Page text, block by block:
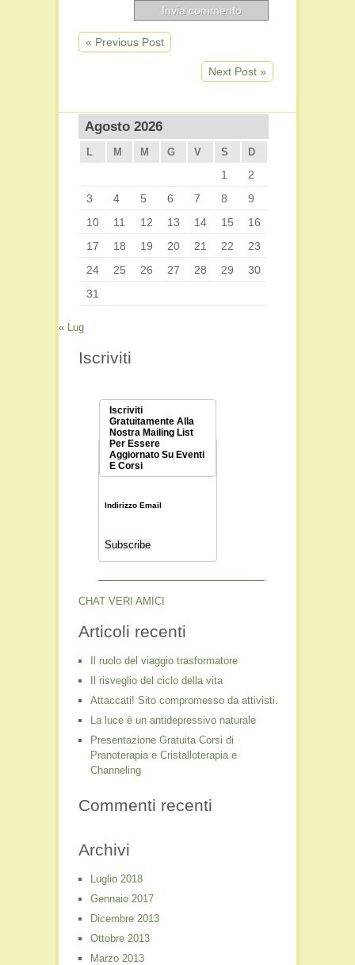
« Previous Post
Next Post »
Agosto 2026
L M M G V S D
1
2
3
4 5 6 7 8
9
10
11 12 13 14 15
16
17
18 19 20 21 22
23
24
25 26 27 28 29
30
31
« Lug
Iscriviti
Iscriviti
Gratuitamente Alla
Nostra Mailing List
Per Essere
Aggiornato Su Eventi
E Corsi
Indirizzo Email
CHAT VERI AMICI
Articoli recenti
Il ruolo del viaggio trasformatore
Il risveglio del ciclo della vita
Attaccati! Sito compromesso da attivisti.
La luce è un antidepressivo naturale
Presentazione Gratuita Corsi di
Pranoterapia e Cristalloterapia e
Channeling
Commenti recenti
Archivi
Luglio 2018
Gennaio 2017
Dicembre 2013
Ottobre 2013
Marzo 2013